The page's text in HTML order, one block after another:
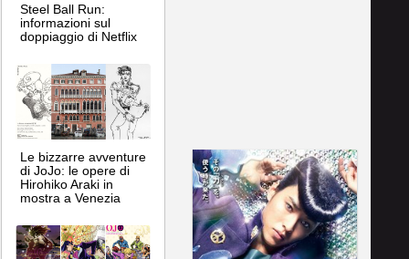
Steel Ball Run:
informazioni sul
doppiaggio di Netflix
Le bizzarre avventure
di JoJo: le opere di
Hirohiko Araki in
mostra a Venezia